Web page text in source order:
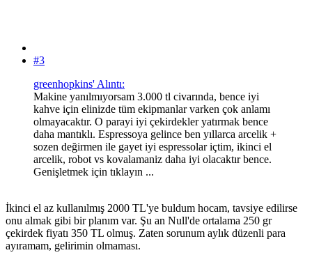
#3
greenhopkins' Alıntı:
Makine yanılmıyorsam 3.000 tl civarında, bence iyi
kahve için elinizde tüm ekipmanlar varken çok anlamı
olmayacaktır. O parayi iyi çekirdekler yatırmak bence
daha mantıklı. Espressoya gelince ben yıllarca arcelik +
sozen değirmen ile gayet iyi espressolar içtim, ikinci el
arcelik, robot vs kovalamaniz daha iyi olacaktır bence.
Genişletmek için tıklayın ...
İkinci el az kullanılmış 2000 TL'ye buldum hocam, tavsiye edilirse
onu almak gibi bir planım var. Şu an Null'de ortalama 250 gr
çekirdek fiyatı 350 TL olmuş. Zaten sorunum aylık düzenli para
ayıramam, gelirimin olmaması.